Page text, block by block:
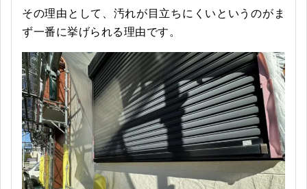
その理由として、汚れが目立ちにくいというのがま
ず一番に挙げられる理由です。